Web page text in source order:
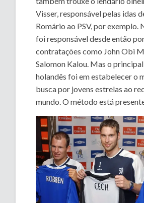
Visser, responsável pelas idas
Romário ao PSV, por exemplo.
foi responsável desde então
contratações como John Obi
Salomon Kalou. Mas o
holandês foi em estabelecer o
busca por jovens estrelas ao
mundo. O método está